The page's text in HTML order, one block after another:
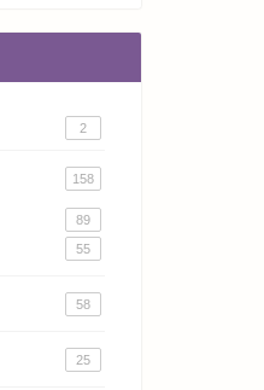
2
158
89
55
58
25